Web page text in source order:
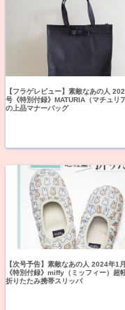
【フラゲレビュー】素敵なあの人
号《特別付録》MATURIA（マチュリ
の上品マナーバッグ
【次号予告】素敵なあの人 2024年1
《特別付録》miffy（ミッフィー）超
折りたたみ携帯スリッパ